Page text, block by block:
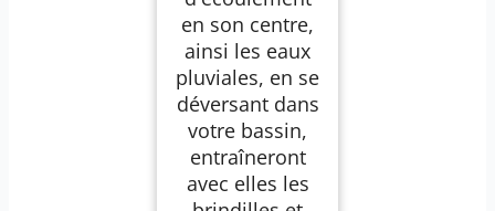
en son centre,
ainsi les eaux
pluviales, en se
déversant dans
votre bassin,
entraîneront
avec elles les